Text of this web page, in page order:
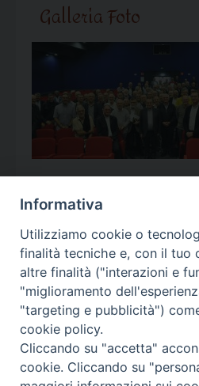
Galleria Foto
Calendario
<< Ago
l m m g
27
28
3
4 5 6
Informativa
Utilizziamo cookie o
finalità tecniche e, con il tuo
altre finalità ("interazioni e
"miglioramento
"targeting e pubblicità")
cookie policy.
Cliccando su "accetta"
cookie. Cliccando su